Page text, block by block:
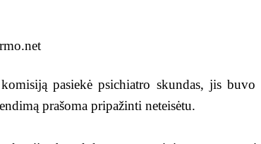
pasiekė psichiatro skundas, jis buvo
prašoma pripažinti neteisėtu.